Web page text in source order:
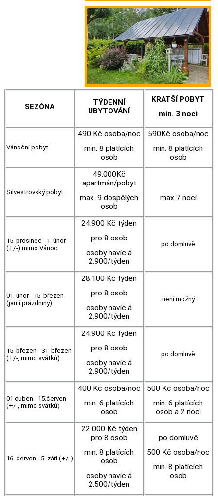
SEZÓNA
TÝDENNÍ
UBYTOVÁNÍ
KRATŠÍ POBYT
min. 3 noci
Vánoční pobyt
490 Kč osoba/noc
min. 8 platících
osob
590Kč osoba/noc
min. 8 platících
osob
Silvestrovský pobyt
49.000Kč
apartmán/pobyt
max. 9 dospělých
osob
max 7 nocí
15. prosinec - 1. únor
(+/-) mimo Vánoc
24.900 Kč týden
pro 8 osob
osoby navíc á
2.900/týden
po domluvě
01. únor - 15. březen
(jarní prázdniny)
28.100 Kč týden
pro 8 osob
osoby navíc á
2.900/týden
není možný
15. březen - 31. březen
(+/-, mimo svátků)
24.900 Kč týden
pro 8 osob
osoby navíc á
2.900/týden
po domluvě
01.duben - 15.červen
(+/-, mimo svátků)
400 Kč osoba/noc
min. 6 platících
osob
500 Kč osoba/noc
min. 6 platících
osob a 2 noci
16. červen - 5. září (+/-)
22 000 Kč týden
pro 8 osob
min. 8 platících
osob
osoby navíc á
2.500/týden
po domluvě
500 Kč osoba/noc
min. 8 platících
osob